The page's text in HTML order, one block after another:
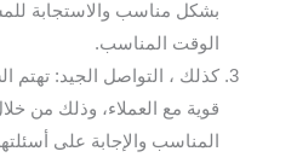
بشكل مناسب والاستجابة
الوقت المناسب.
كذلك ، التواصل الجيد: تهتم
قوية مع العملاء، وذلك من
المناسب والإجابة على